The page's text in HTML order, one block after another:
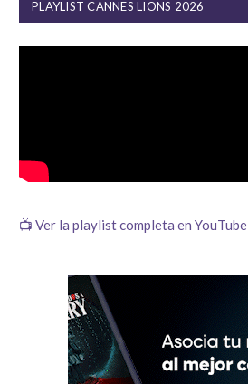
PLAYLIST CANNES LIONS 2026
📺 Ver la playlist completa en YouTube